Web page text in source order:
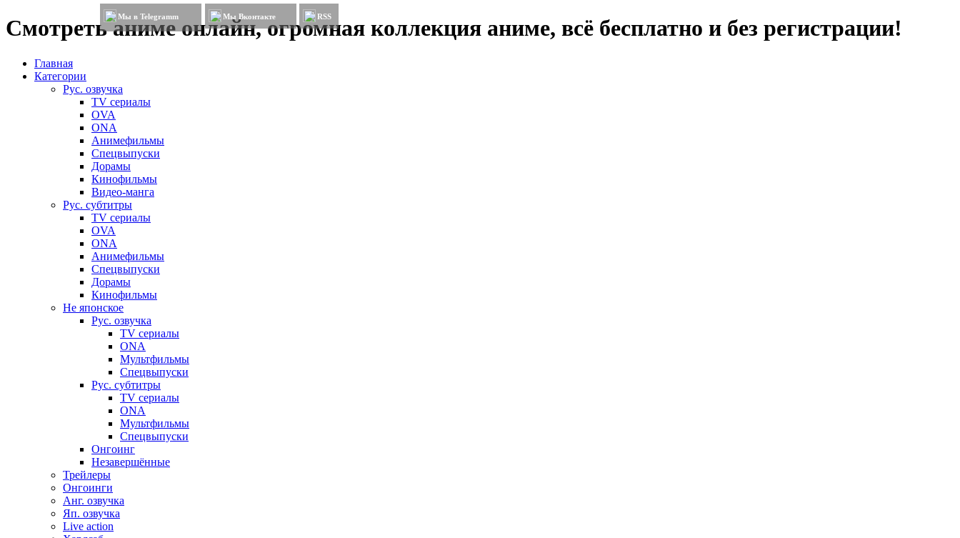
Смотреть аниме онлайн, огромная коллекция аниме, всё бесплатно и без регистрации!
Мы в Telegramm Мы Вконтакте RSS
Главная
Категории
Рус. озвучка
TV сериалы
OVA
ONA
Анимефильмы
Спецвыпуски
Дорамы
Кинофильмы
Видео-манга
Рус. субтитры
TV сериалы
OVA
ONA
Анимефильмы
Спецвыпуски
Дорамы
Кинофильмы
Не японское
Рус. озвучка
TV сериалы
ONA
Мультфильмы
Спецвыпуски
Рус. субтитры
TV сериалы
ONA
Мультфильмы
Спецвыпуски
Онгоинг
Незавершённые
Трейлеры
Онгоинги
Анг. озвучка
Яп. озвучка
Live action